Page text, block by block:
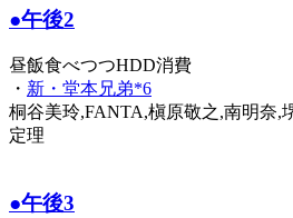
●午後2
昼飯食べつつHDD消費
・ 新・堂本兄弟*6
桐谷美玲,FANTA,槇原敬之,南明奈,
定理
●午後3